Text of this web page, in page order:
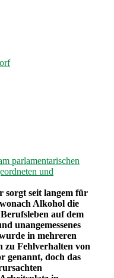
parlamentarischen
und
seit langem für
Alkohol die
auf dem
unangemessenes
in mehreren
zu Fehlverhalten von
genannt, doch das